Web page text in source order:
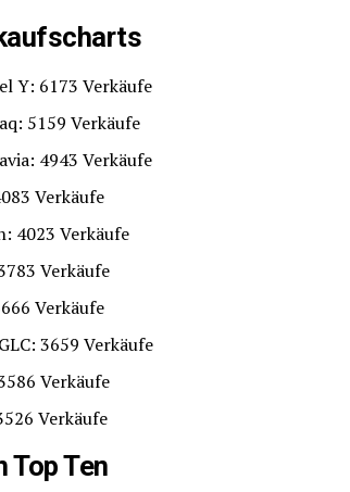
Y: 6173 Verkäufe
5159 Verkäufe
4943 Verkäufe
Verkäufe
4023 Verkäufe
Verkäufe
Verkäufe
3659 Verkäufe
Verkäufe
Verkäufe
Top Ten